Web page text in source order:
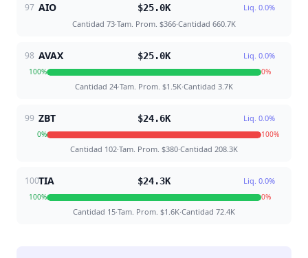
97 AIO $25.0K Liq. 0.0%
Cantidad 73·Tam. Prom. $366·Cantidad 660.7K
98 AVAX $25.0K Liq. 0.0%
100% 0%
Cantidad 24·Tam. Prom. $1.5K·Cantidad 3.7K
99 ZBT $24.6K Liq. 0.0%
0% 100%
Cantidad 102·Tam. Prom. $380·Cantidad 208.3K
100TIA $24.3K Liq. 0.0%
100% 0%
Cantidad 15·Tam. Prom. $1.6K·Cantidad 72.4K